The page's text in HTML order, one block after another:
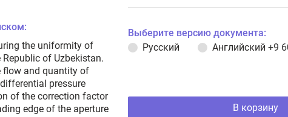
the uniformity of
of Uzbekistan.
flow and quantity of
pressure
of the correction factor
edge of the aperture
Выберите версию документа:
Русский
Английский +9
В корзину